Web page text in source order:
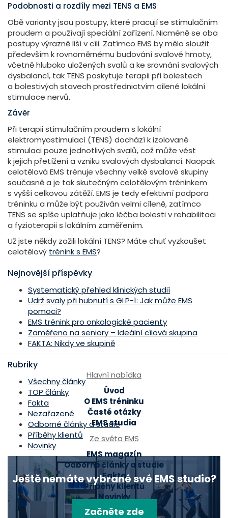
Podobnosti a rozdíly mezi TENS a EMS
Obě varianty jsou postupy, které pracují se stimulačním
proudem a používají speciální zařízení. Nicméně se oba
postupy výrazně liší v cíli. Zatímco EMS by mělo sloužit
především k rovnoměrnému budování svalové hmoty,
včetně hluboko uložených svalů a ke srovnání svalových
dysbalancí, tak TENS poskytuje terapii při bolestech
a bolestivých stavech prostřednictvím cílené lokální
stimulace nervů.
Závěr
Při terapii stimulačním proudem s lokální
elektromyostimulací (TENS) dochází k izolované
stimulaci pouze jednotlivých svalů, což může vést
k jejich přetížení a vzniku svalových dysbalancí. Naopak
celotělová EMS trénuje všechny velké svalové skupiny
současně a je tak skutečným celotělovým tréninkem
s vyšší celkovou zátěží. EMS je tedy efektivní podpora
tréninku a může být používán velmi cíleně, zatímco
TENS se spíše uplatňuje jako léčba bolesti v rehabilitaci
a fyzioterapii s lokálním zaměřením.
Už jste někdy zažili lokální TENS? Máte chuť vyzkoušet
celotělový trénink s EMS?
Nejnovější příspěvky
Systematický přehled klinických studií
Udrž svaly při hubnutí s GLP-1: Jak může EMS
pomoci?
EMS trénink pro onkologické pacienty
Zaměřeno na seniory – Ideální cílová skupina
FAKTA: Nikdy ve skupině
Rubriky
Všechny články
TOP články
Fakta
Nezařazené
Odborné články a studie
Příběhy klientů
Novinky
Ještě nemáte vybrané své EMS studio?
Začněte zde
Hlavní nabídka
Úvod
O EMS tréninku
Časté otázky
EMS studia
Ze světa EMS
EMS magazín
Odborné články a studie
Fakta
Příběhy klientů
Novinky
Mohlo by se hodit